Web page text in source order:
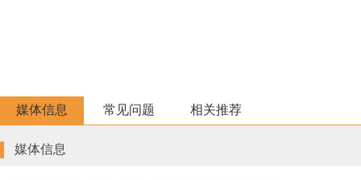
媒体信息 常见问题 相关推荐
媒体信息